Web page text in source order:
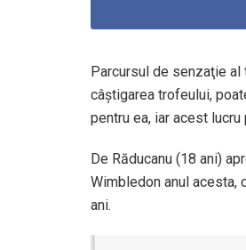
Parcursul de senzaţie al
câştigarea trofeului,
pentru ea, iar acest
De Răducanu (18 ani)
Wimbledon anul acesta,
ani.